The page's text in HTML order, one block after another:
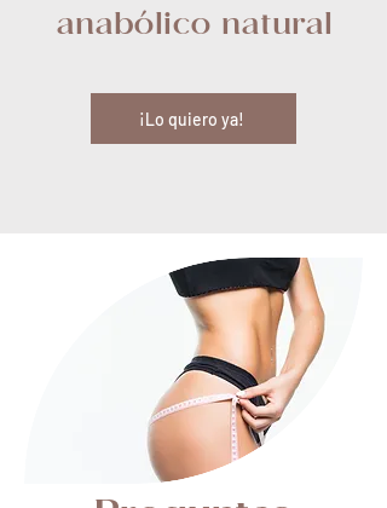
anabólico natural
¡Lo quiero ya!